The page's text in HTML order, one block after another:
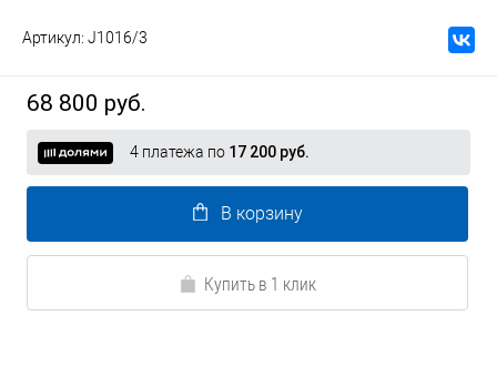
Артикул: J1016/3
68 800 руб.
4 платежа по 17 200 руб.
В корзину
Купить в 1 клик